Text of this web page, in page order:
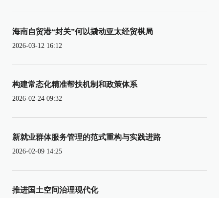
海南自贸港“封关”何以撬动亚太经贸棋局
2026-03-12 16:12
构建常态化精准帮扶机制和政策体系
2026-02-24 09:32
新就业群体服务管理的范式重构与实践进路
2026-02-09 14:25
推进国土空间治理现代化